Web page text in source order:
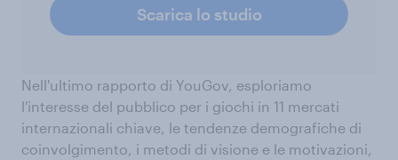
Scarica lo studio
Nell'ultimo rapporto di YouGov, esploriamo
l'interesse del pubblico per i giochi in 11 mercati
internazionali chiave, le tendenze demografiche di
coinvolgimento, i metodi di visione e le motivazioni,